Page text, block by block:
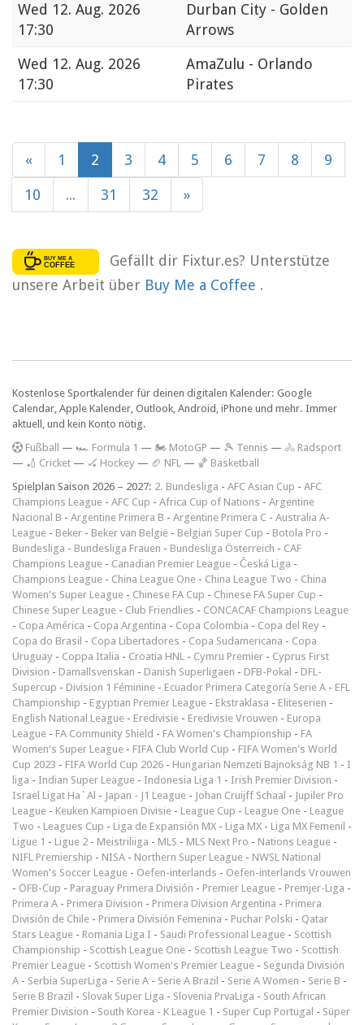
Wed 12. Aug. 2026
17:30
Durban City - Golden
Arrows
Wed 12. Aug. 2026
17:30
AmaZulu - Orlando
Pirates
« 1 2 3 4 5 6 7 8 9
10 ... 31 32 »
Gefällt dir Fixtur.es? Unterstütze
unsere Arbeit über Buy Me a Coffee .
Kostenlose Sportkalender für deinen digitalen Kalender: Google
Calendar, Apple Kalender, Outlook, Android, iPhone und mehr. Immer
aktuell, und kein Konto nötig.
Fußball — 🏎️ Formula 1 — 🏍 MotoGP — 🎾 Tennis — 🚴 Radsport
— 🏏 Cricket — 🏑 Hockey — 🏈 NFL — 🏀 Basketball
Spielplan Saison 2026 – 2027: 2. Bundesliga - AFC Asian Cup - AFC
Champions League - AFC Cup - Africa Cup of Nations - Argentine
Nacional B - Argentine Primera B - Argentine Primera C - Australia A-
League - Beker - Beker van België - Belgian Super Cup - Botola Pro -
Bundesliga - Bundesliga Frauen - Bundesliga Österreich - CAF
Champions League - Canadian Premier League - Česká Liga -
Champions League - China League One - China League Two - China
Women's Super League - Chinese FA Cup - Chinese FA Super Cup -
Chinese Super League - Club Friendlies - CONCACAF Champions League
- Copa América - Copa Argentina - Copa Colombia - Copa del Rey -
Copa do Brasil - Copa Libertadores - Copa Sudamericana - Copa
Uruguay - Coppa Italia - Croatia HNL - Cymru Premier - Cyprus First
Division - Damallsvenskan - Danish Superligaen - DFB-Pokal - DFL-
Supercup - Division 1 Féminine - Ecuador Primera Categoría Serie A - EFL
Championship - Egyptian Premier League - Ekstraklasa - Eliteserien -
English National League - Eredivisie - Eredivisie Vrouwen - Europa
League - FA Community Shield - FA Women's Championship - FA
Women's Super League - FIFA Club World Cup - FIFA Women's World
Cup 2023 - FIFA World Cup 2026 - Hungarian Nemzeti Bajnokság NB 1 - I
liga - Indian Super League - Indonesia Liga 1 - Irish Premier Division -
Israel Ligat Ha`Al - Japan - J1 League - Johan Cruijff Schaal - Jupiler Pro
League - Keuken Kampioen Divisie - League Cup - League One - League
Two - Leagues Cup - Liga de Expansión MX - Liga MX - Liga MX Femenil -
Ligue 1 - Ligue 2 - Meistriliiga - MLS - MLS Next Pro - Nations League -
NIFL Premiership - NISA - Northern Super League - NWSL National
Women's Soccer League - Oefen-interlands - Oefen-interlands Vrouwen
- ÖFB-Cup - Paraguay Primera División - Premier League - Premjer-Liga -
Primera A - Primera Division - Primera Division Argentina - Primera
División de Chile - Primera División Femenina - Puchar Polski - Qatar
Stars League - Romania Liga I - Saudi Professional League - Scottish
Championship - Scottish League One - Scottish League Two - Scottish
Premier League - Scottish Women's Premier League - Segunda División
A - Serbia SuperLiga - Serie A - Serie A Brazil - Serie A Women - Serie B -
Serie B Brazil - Slovak Super Liga - Slovenia PrvaLiga - South African
Premier Division - South Korea - K League 1 - Super Cup Portugal - Süper